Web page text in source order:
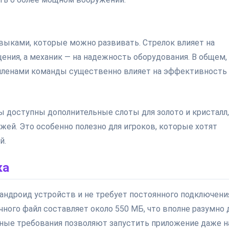
которые можно развивать. Стрелок влияет на
а механик — на надежность оборудования. В общем,
команды существенно влияет на эффективность
дополнительные слоты для золото и
Это особенно полезно для игроков, которые хотят
устройств и не требует постоянного
файл составляет около 550 МБ, что вполне разумно
требования позволяют запустить приложение даже